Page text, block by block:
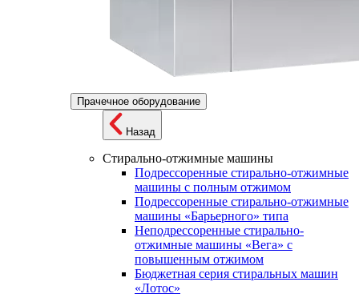
Прачечное оборудование
Назад
Стирально-отжимные машины
Подрессоренные стирально-отжимные
машины с полным отжимом
Подрессоренные стирально-отжимные
машины «Барьерного» типа
Неподрессоренные стирально-
отжимные машины «Вега» с
повышенным отжимом
Бюджетная серия стиральных машин
«Лотос»